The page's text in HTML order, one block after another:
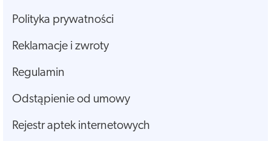
Polityka prywatności
Reklamacje i zwroty
Regulamin
Odstąpienie od umowy
Rejestr aptek internetowych